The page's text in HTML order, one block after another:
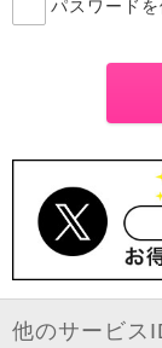
パスワード
他のサービス